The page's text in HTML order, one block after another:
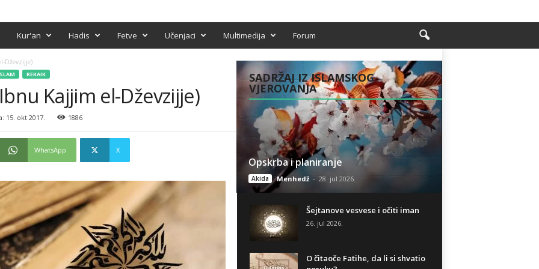
Kur'an Hadis Fetve Učenjaci Multimedija Forum
Dževzijje)
REKAIK
Kajjim el-Dževzijje)
15. okt 2017. 1886
WhatsApp X
SADRŽAJ IZ ISLAMSKOG
VJEROVANJA
Opskrba i planiranje
Akida Menhedž - 28. jul 2026.
Šejtanove vesvese i očiti iman
26. jul 2026.
O čitaoče Fatihe, da li si shvatio